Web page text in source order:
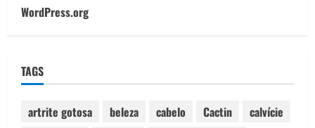
WordPress.org
TAGS
artrite gotosa beleza cabelo Cactin
calvície